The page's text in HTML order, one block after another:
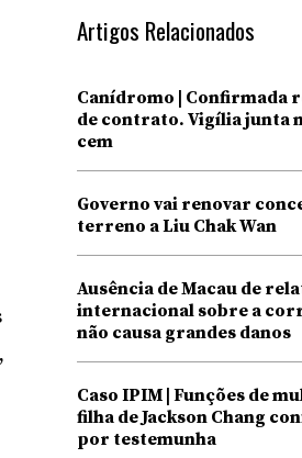
Artigos Relacionados
Canídromo | Confirmada
de contrato. Vigília junta
cem
Governo vai renovar
terreno a Liu Chak Wan
Ausência de Macau de
internacional sobre a
não causa grandes danos
Caso IPIM | Funções de
filha de Jackson Chang
por testemunha